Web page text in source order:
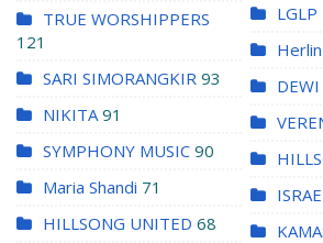
TRUE WORSHIPPERS
121
SARI SIMORANGKIR 93
NIKITA 91
SYMPHONY MUSIC 90
Maria Shandi 71
HILLSONG UNITED 68
LGLP